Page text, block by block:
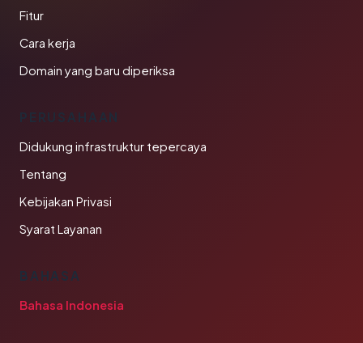
Fitur
Cara kerja
Domain yang baru diperiksa
PERUSAHAAN
Didukung infrastruktur tepercaya
Tentang
Kebijakan Privasi
Syarat Layanan
BAHASA
Bahasa Indonesia